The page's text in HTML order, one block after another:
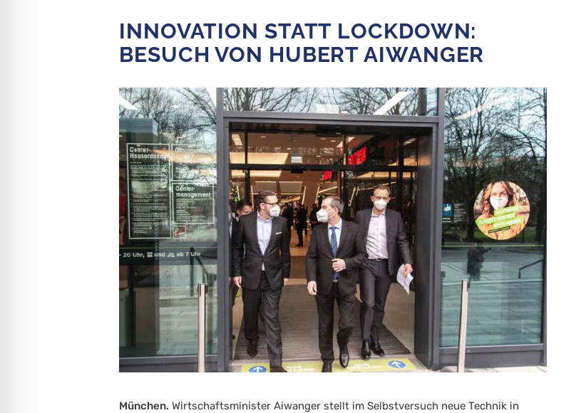
INNOVATION STATT LOCKDOWN:
BESUCH VON HUBERT AIWANGER
München. Wirtschaftsminister Aiwanger stellt im Selbstversuch neue Technik in